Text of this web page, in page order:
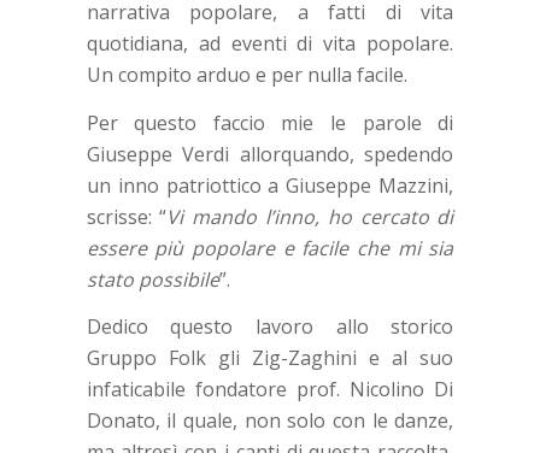
narrativa popolare, a fatti di vita
quotidiana, ad eventi di vita popolare.
Un compito arduo e per nulla facile.
Per questo faccio mie le parole di
Giuseppe Verdi allorquando, spedendo
un inno patriottico a Giuseppe Mazzini,
scrisse: “Vi mando l’inno, ho cercato di
essere più popolare e facile che mi sia
stato possibile”.
Dedico questo lavoro allo storico
Gruppo Folk gli Zig-Zaghini e al suo
infaticabile fondatore prof. Nicolino Di
Donato, il quale, non solo con le danze,